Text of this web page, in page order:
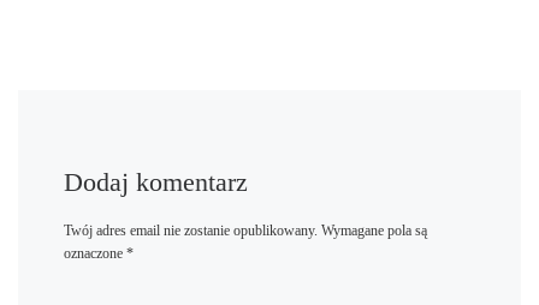
Dodaj komentarz
Twój adres email nie zostanie opublikowany. Wymagane pola są
oznaczone *